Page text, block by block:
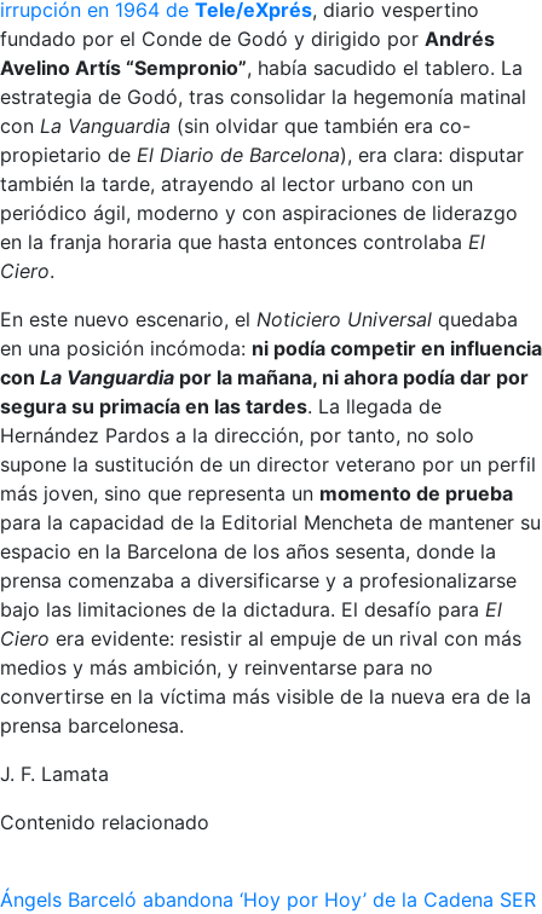
irrupción en 1964 de Tele/eXprés, diario vespertino
fundado por el Conde de Godó y dirigido por Andrés
Avelino Artís “Sempronio”, había sacudido el tablero. La
estrategia de Godó, tras consolidar la hegemonía matinal
con La Vanguardia (sin olvidar que también era co-
propietario de El Diario de Barcelona), era clara: disputar
también la tarde, atrayendo al lector urbano con un
periódico ágil, moderno y con aspiraciones de liderazgo
en la franja horaria que hasta entonces controlaba El
Ciero.
En este nuevo escenario, el Noticiero Universal quedaba
en una posición incómoda: ni podía competir en influencia
con La Vanguardia por la mañana, ni ahora podía dar por
segura su primacía en las tardes. La llegada de
Hernández Pardos a la dirección, por tanto, no solo
supone la sustitución de un director veterano por un perfil
más joven, sino que representa un momento de prueba
para la capacidad de la Editorial Mencheta de mantener su
espacio en la Barcelona de los años sesenta, donde la
prensa comenzaba a diversificarse y a profesionalizarse
bajo las limitaciones de la dictadura. El desafío para El
Ciero era evidente: resistir al empuje de un rival con más
medios y más ambición, y reinventarse para no
convertirse en la víctima más visible de la nueva era de la
prensa barcelonesa.
J. F. Lamata
Contenido relacionado
Ángels Barceló abandona ‘Hoy por Hoy’ de la Cadena SER